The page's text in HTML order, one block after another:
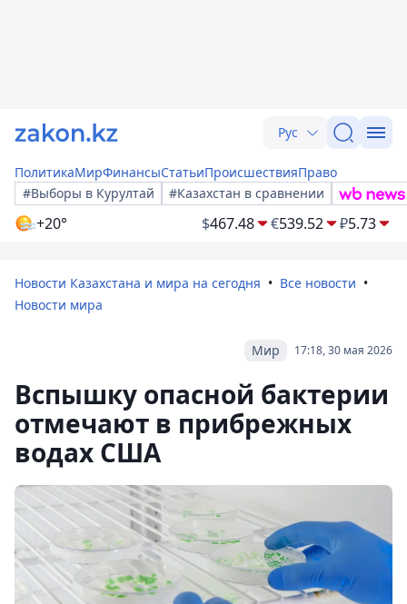
Рус
ПолитикаМирФинансыСтатьиПроисшествияПраво
#Выборы в Курултай
#Казахстан в сравнении
+20° $467.48 €539.52 ₽5.73
Новости Казахстана и мира на сегодня
Все новости
Новости мира
17:18, 30 мая 2026
Мир
Вспышку опасной бактерии
отмечают в прибрежных
водах США